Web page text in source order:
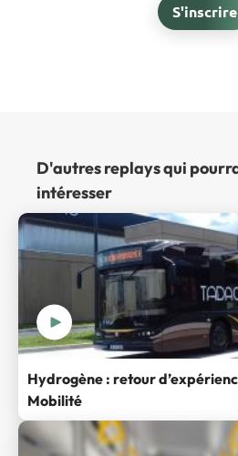
S'inscrire
D'autres replays qui
intéresser
Hydrogène : retour
Mobilité